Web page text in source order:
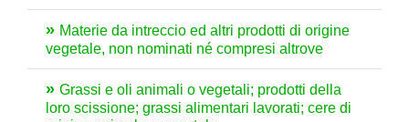
Materie da intreccio ed altri prodotti di origine
vegetale, non nominati né compresi altrove
Grassi e oli animali o vegetali; prodotti della
loro scissione; grassi alimentari lavorati; cere di